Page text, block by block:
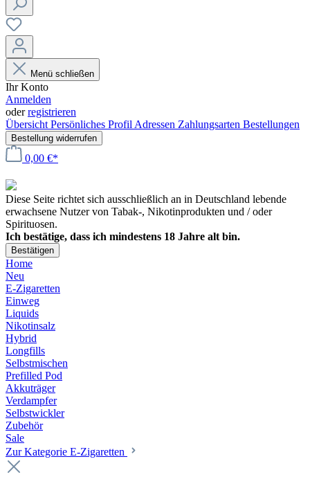
Menü schließen
Ihr Konto
Anmelden
oderregistrieren
Übersicht Persönliches Profil Adressen Zahlungsarten Bestellungen
Bestellung widerrufen
0,00 €*
Diese Seite richtet sich ausschließlich an in Deutschland lebende
erwachsene Nutzer von Tabak-, Nikotinprodukten und / oder
Spirituosen.
Ich bestätige, dass ich mindestens 18 Jahre alt bin.
Bestätigen
Home
Neu
E-Zigaretten
Einweg
Liquids
Nikotinsalz
Hybrid
Longfills
Selbstmischen
Prefilled Pod
Akkuträger
Verdampfer
Selbstwickler
Zubehör
Sale
Zur Kategorie E-Zigaretten